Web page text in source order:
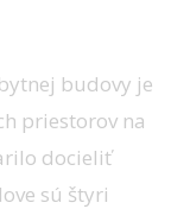
budovy je
priestorov na
docieliť
sú štyri